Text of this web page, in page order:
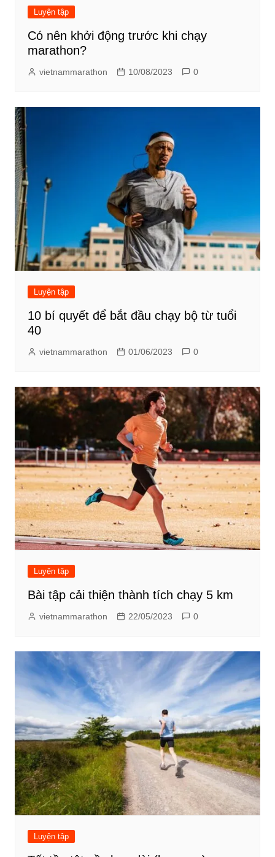
Luyện tập
Có nên khởi động trước khi chạy
marathon?
vietnammarathon 10/08/2023 0
Luyện tập
10 bí quyết để bắt đầu chạy bộ từ tuổi
40
vietnammarathon 01/06/2023 0
Luyện tập
Bài tập cải thiện thành tích chạy 5 km
vietnammarathon 22/05/2023 0
Luyện tập